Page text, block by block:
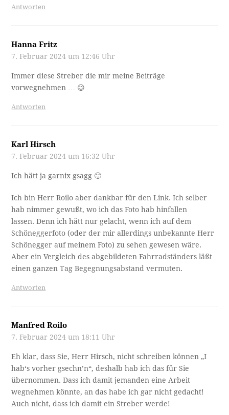
Antworten
Hanna Fritz
7. Februar 2024 um 12:46 Uhr
Immer diese Streber die mir meine Beiträge
vorwegnehmen … 😉
Antworten
Karl Hirsch
7. Februar 2024 um 16:32 Uhr
Ich hätt ja garnix gsagg 🙂
Ich bin Herr Roilo aber dankbar für den Link. Ich selber
hab nimmer gewußt, wo ich das Foto hab hinfallen
lassen. Denn ich hätt nur gelacht, wenn ich auf dem
Schöneggerfoto (oder der mir allerdings unbekannte Herr
Schönegger auf meinem Foto) zu sehen gewesen wäre.
Aber ein Vergleich des abgebildeten Fahrradständers läßt
einen ganzen Tag Begegnungsabstand vermuten.
Antworten
Manfred Roilo
7. Februar 2024 um 18:11 Uhr
Eh klar, dass Sie, Herr Hirsch, nicht schreiben können „I
hab‘s vorher gsechn’n“, deshalb hab ich das für Sie
übernommen. Dass ich damit jemanden eine Arbeit
wegnehmen könnte, an das habe ich gar nicht gedacht!
Auch nicht, dass ich damit ein Streber werde!